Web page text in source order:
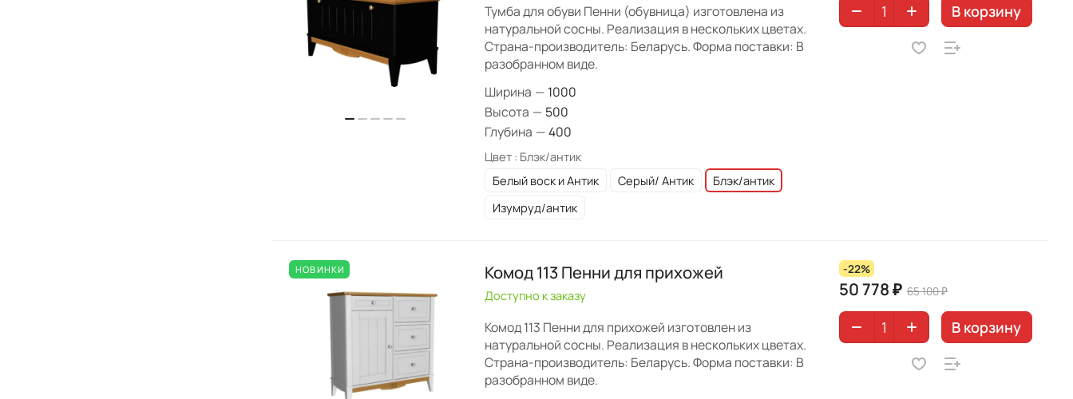
Тумба для обуви Пенни (обувница) изготовлена из
натуральной сосны. Реализация в нескольких цветах.
Страна-производитель: Беларусь. Форма поставки: В
разобранном виде.
Ширина — 1000
Высота — 500
Глубина —400
Цвет : Блэк/антик
Белый воск и Антик
Серый/ Антик
Блэк/антик
Изумруд/антик
В корзину
НОВИНКИ Комод 113 Пенни для прихожей
Доступно к заказу
Комод 113 Пенни для прихожей изготовлен из
натуральной сосны. Реализация в нескольких цветах.
Страна-производитель: Беларусь. Форма поставки: В
разобранном виде.
-22%
50 778 ₽ 65 100 ₽
В корзину